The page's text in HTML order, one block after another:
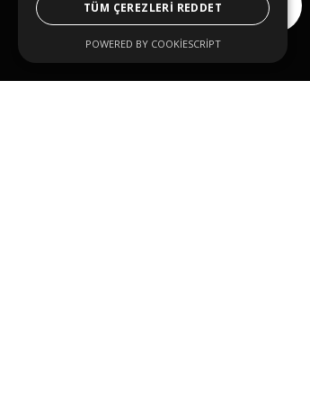
Reklam Ver
TÜM ÇEREZLERI REDDET
POWERED BY COOKIESCRIPT